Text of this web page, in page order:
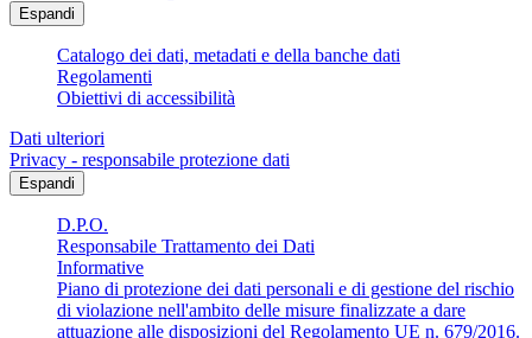
Espandi
Catalogo dei dati, metadati e della banche dati
Regolamenti
Obiettivi di accessibilità
Dati ulteriori
Privacy - responsabile protezione dati
Espandi
D.P.O.
Responsabile Trattamento dei Dati
Informative
Piano di protezione dei dati personali e di gestione del rischio
di violazione nell'ambito delle misure finalizzate a dare
attuazione alle disposizioni del Regolamento UE n. 679/2016.